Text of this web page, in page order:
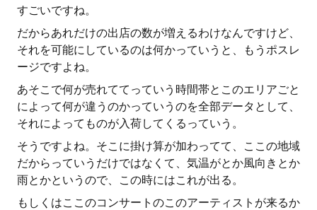
すごいですね。
だからあれだけの出店の数が増えるわけなんですけど、
それを可能にしているのは何かっていうと、もうポスレ
ージですよね。
あそこで何が売れててっていう時間帯とこのエリアごと
によって何が違うのかっていうのを全部データとして、
それによってものが入荷してくるっていう。
そうですよね。そこに掛け算が加わってて、ここの地域
だからっていうだけではなくて、気温がとか風向きとか
雨とかというので、この時にはこれが出る。
もしくはここのコンサートのこのアーティストが来るか